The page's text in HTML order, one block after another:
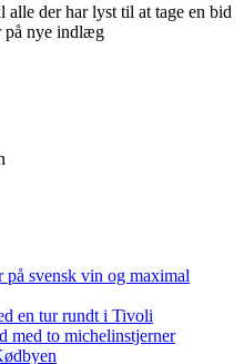
der har lyst til at tage en bid
på nye indlæg
svensk vin og maximal
en tur rundt i Tivoli
med to michelinstjerner